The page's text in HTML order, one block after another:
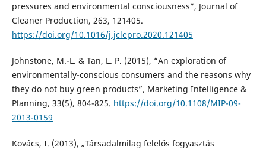
pressures and environmental consciousness”, Journal of
Cleaner Production, 263, 121405.
https://doi.org/10.1016/j.jclepro.2020.121405
Johnstone, M.-L. & Tan, L. P. (2015), “An exploration of
environmentally-conscious consumers and the reasons why
they do not buy green products”, Marketing Intelligence &
Planning, 33(5), 804-825. https://doi.org/10.1108/MIP-09-
2013-0159
Kovács, I. (2013), „Társadalmilag felelős fogyasztás